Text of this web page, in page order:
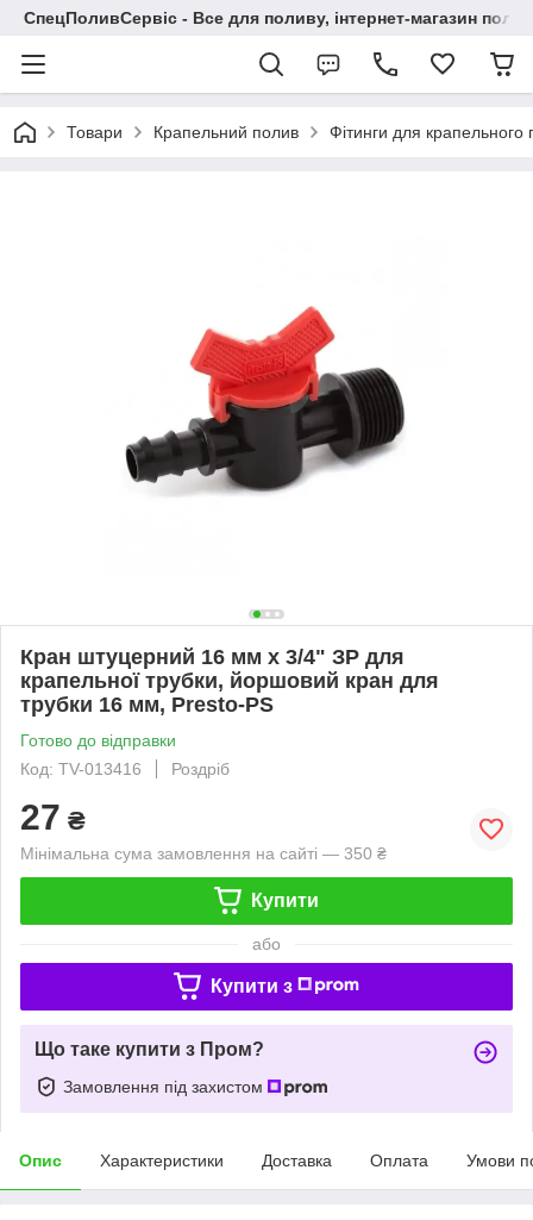
СпецПоливСервіс - Все для поливу, інтернет-магазин
Товари Крапельний полив Фітинги для крапельного
Кран штуцерний 16 мм х 3/4" ЗР для
крапельної трубки, йоршовий кран для
трубки 16 мм, Presto-PS
Готово до відправки
Код: TV-013416
Роздріб
27 ₴
Мінімальна сума замовлення на сайті — 350 ₴
Купити
або
Купити з
Що таке купити з Пром?
Замовлення під захистом
Опис Характеристики Доставка Оплата Умови